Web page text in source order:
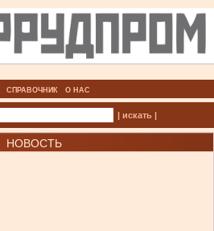
СПРАВОЧНИК О НАС
| искать |
НОВОСТЬ